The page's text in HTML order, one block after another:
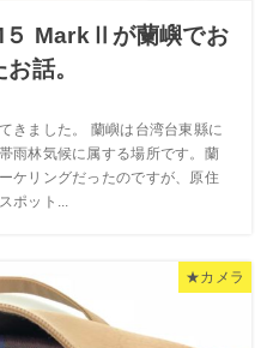
５ MarkⅡが蘭嶼でお
話。
きました。 蘭嶼は台湾台東縣に
雨林気候に属する場所です。蘭
ケリングだったのですが、原住
ポット...
★カメラ